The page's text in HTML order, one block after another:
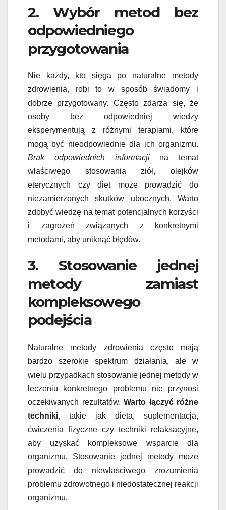
2. Wybór metod bez
odpowiedniego
przygotowania
Nie każdy, kto sięga po naturalne metody
zdrowienia, robi to w sposób świadomy i
dobrze przygotowany. Często zdarza się, że
osoby bez odpowiedniej wiedzy
eksperymentują z różnymi terapiami, które
mogą być nieodpowiednie dla ich organizmu.
Brak odpowiednich informacjina temat
właściwego stosowania ziół, olejków
eterycznych czy diet może prowadzić do
niezamierzonych skutków ubocznych. Warto
zdobyć wiedzę na temat potencjalnych korzyści
i zagrożeń związanych z konkretnymi
metodami, aby uniknąć błędów.
3. Stosowanie jednej
metody zamiast
kompleksowego
podejścia
Naturalne metody zdrowienia często mają
bardzo szerokie spektrum działania, ale w
wielu przypadkach stosowanie jednej metody w
leczeniu konkretnego problemu nie przynosi
oczekiwanych rezultatów. Warto łączyć różne
techniki, takie jak dieta, suplementacja,
ćwiczenia fizyczne czy techniki relaksacyjne,
aby uzyskać kompleksowe wsparcie dla
organizmu. Stosowanie jednej metody może
prowadzić do niewłaściwego zrozumienia
problemu zdrowotnego i niedostatecznej reakcji
organizmu.